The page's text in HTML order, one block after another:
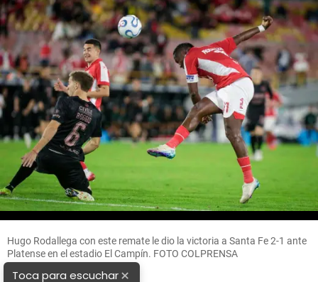
Hugo Rodallega con este remate le dio la victoria a Santa Fe 2-1 ante
Platense en el estadio El Campín. FOTO COLPRENSA
Toca para escuchar×